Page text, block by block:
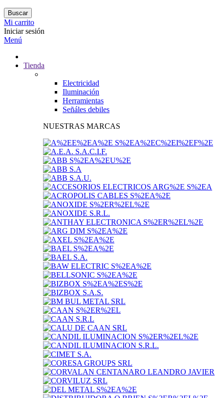
Buscar
Mi carrito
Iniciar sesión
Menú
Tienda
Electricidad
Iluminación
Herramientas
Señáles debiles
NUESTRAS MARCAS